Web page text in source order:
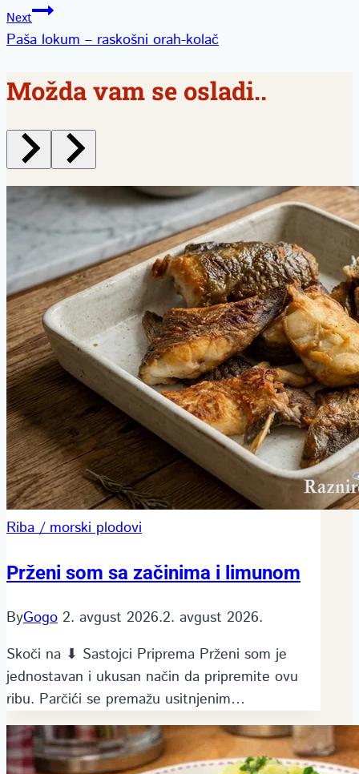
Next
Paša lokum – raskošni orah-kolač
Možda vam se osladi..
Riba / morski plodovi
Prženi som sa začinima i limunom
ByGogo 2. avgust 2026.2. avgust 2026.
Skoči na ⬇ Sastojci Priprema Prženi som je
jednostavan i ukusan način da pripremite ovu
ribu. Parčići se premažu usitnjenim…